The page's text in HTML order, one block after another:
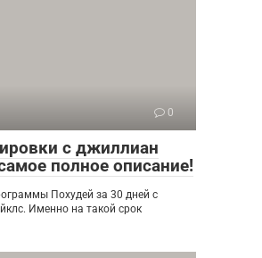
0
с джиллиан
полное описание!
Похудей за 30 дней с
Именно на такой срок